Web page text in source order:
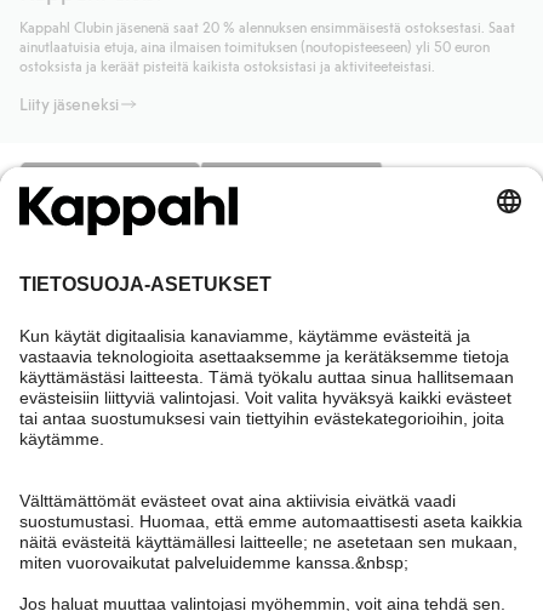
kotiinkuljetuksella 6,99 €, riippumatta ostosummasta.
Lue lisää
Lue lisää
Kappahl Clubin jäsenenä saat 20 % alennuksen ensimmäisestä ostoksestasi. Saat
ainutlaatuisia etuja, aina ilmaisen toimituksen (noutopisteeseen) yli 50 euron
ostoksista ja keräät pisteitä kaikista ostoksistasi ja aktiviteeteistasi.
Liity jäseneksi
Tarvitsetko apua?
Asiakaspalvelu
Usein kysyttyä
Tilaus
Ota yhteyttä
Kappahl Club
Kappahl Club
Jäsenyysehdot
Tietoa Kappahl Group
Kestävä kehitys
Ehdot & käytännöt